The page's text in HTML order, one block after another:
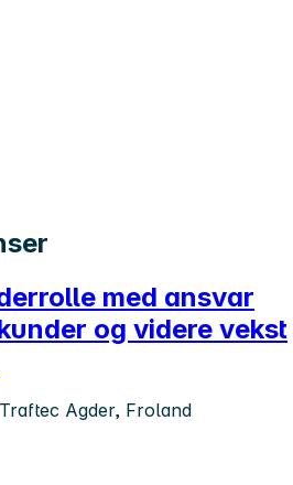
med ansvar
og videre vekst
Agder, Froland